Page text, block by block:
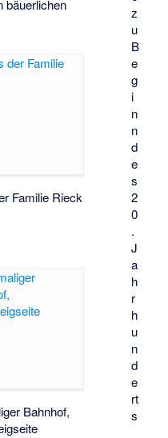
z
u
B
e
g
i
n
n
d
e
s
2
0
.
J
a
h
r
h
u
n
d
e
rt
s
bäuerlichen
Familie Rieck
Bahnhof,